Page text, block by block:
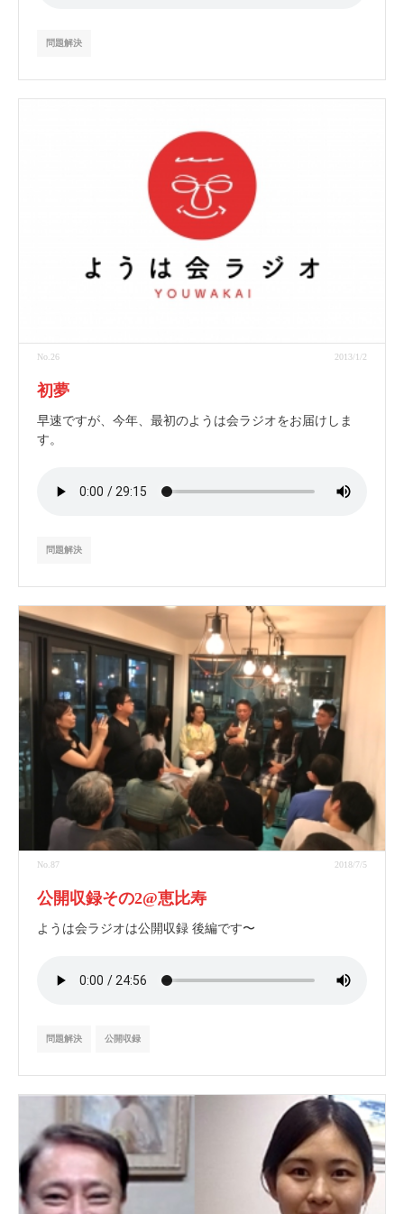
問題解決
No.26 2013/1/2
初夢
早速ですが、今年、最初のようは会ラジオをお届けしま
す。
問題解決
No.87 2018/7/5
公開収録その2@恵比寿
ようは会ラジオは公開収録 後編です〜
問題解決 公開収録